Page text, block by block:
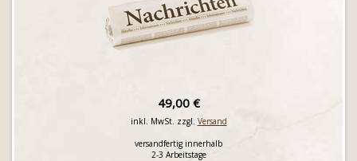
49,00 €
inkl. MwSt. zzgl. Versand
versandfertig innerhalb
2-3 Arbeitstage